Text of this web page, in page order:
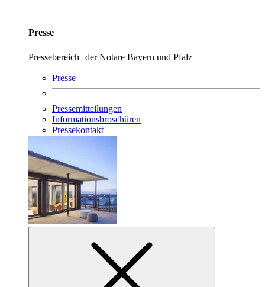
Presse
Pressebereich der Notare Bayern und Pfalz
Presse
Pressemitteilungen
Informationsbroschüren
Pressekontakt